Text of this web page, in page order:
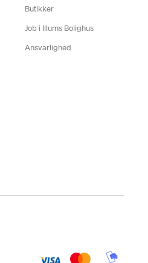
Butikker
Job i Illums Bolighus
Ansvarlighed